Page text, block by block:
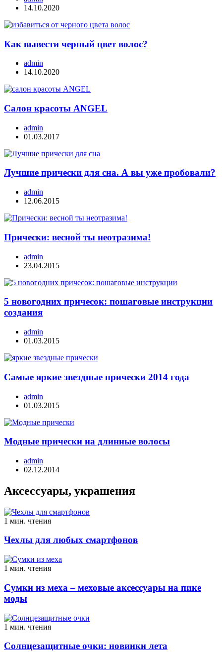
14.10.2020
Как вывести черный цвет волос?
admin
14.10.2020
Салон красоты ANGEL
admin
01.03.2017
Лучшие прически для сна. А вы уже пробовали?
admin
12.06.2015
Прически: весной ты неотразима!
admin
23.04.2015
5 новогодних причесок: пошаговые инструкции
создания
admin
01.03.2015
Самые яркие звездные прически 2014 года
admin
01.03.2015
Модные прически на длинные волосы
admin
02.12.2014
Аксессуары, украшения
1 мин. чтения
Чехлы для любых смартфонов
1 мин. чтения
Сумки из меха – меховые аксессуары на пике
моды
1 мин. чтения
Солнцезащитные очки: новинки лета